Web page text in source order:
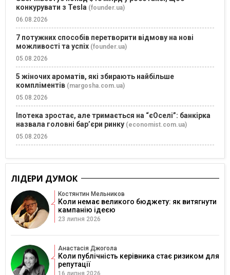
конкурувати з Tesla (founder.ua)
06.08.2026
7 потужних способів перетворити відмову на нові
можливості та успіх (founder.ua)
05.08.2026
5 жіночих ароматів, які збирають найбільше
компліментів (margosha.com.ua)
05.08.2026
Іпотека зростає, але тримається на “єОселі”: банкірка
назвала головні бар’єри ринку (economist.com.ua)
05.08.2026
ЛІДЕРИ ДУМОК
Костянтин Мельников
Коли немає великого бюджету: як витягнути
кампанію ідеєю
23 липня 2026
Анастасія Джогола
Коли публічність керівника стає ризиком для
репутації
16 липня 2026